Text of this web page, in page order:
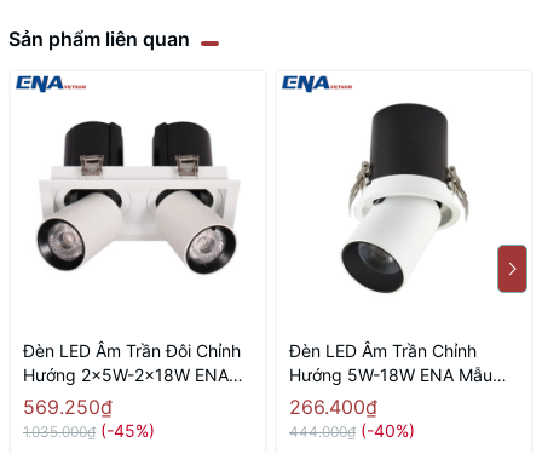
Sản phẩm liên quan
Đèn LED Âm Trần Đôi Chỉnh
Hướng 2x5W-2x18W ENA
Mẫu DCG
569.250₫
1.035.000₫ (-45%)
Đèn LED Âm Trần Chỉnh
Hướng 5W-18W ENA Mẫu
DCG
266.400₫
444.000₫ (-40%)